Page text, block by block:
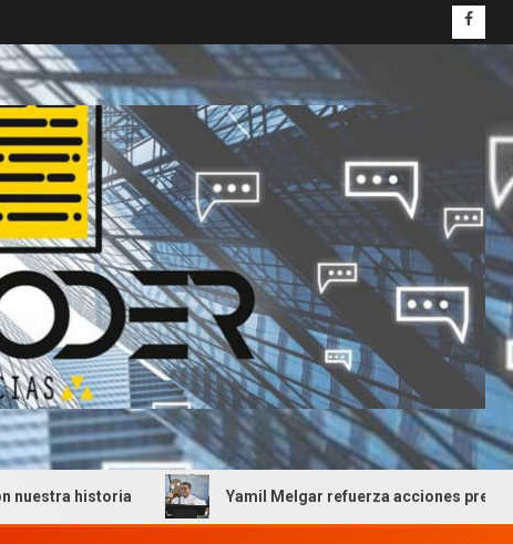
Yamil Melgar refuerza acciones preventivas por